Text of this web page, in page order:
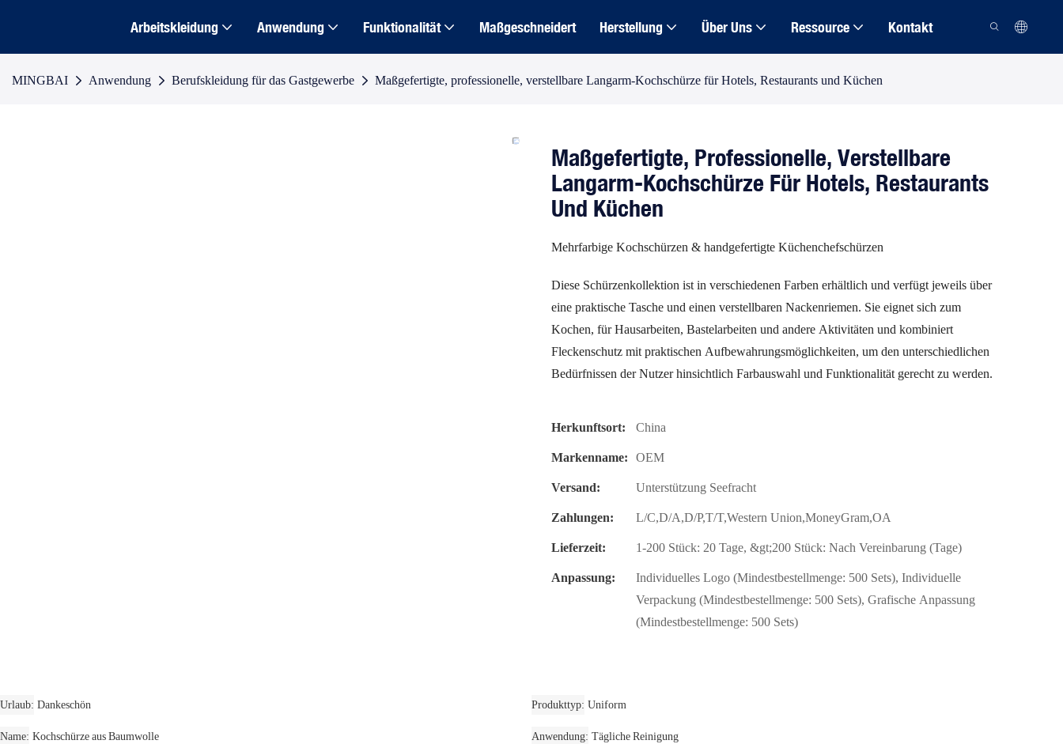
Arbeitskleidung Anwendung Funktionalität Maßgeschneidert Herstellung Über Uns Ressource Kontakt
MINGBAI Anwendung Berufskleidung für das Gastgewerbe Maßgefertigte, professionelle, verstellbare Langarm-Kochschürze für Hotels, Restaurants und Küchen
Maßgefertigte, Professionelle, Verstellbare
Langarm-Kochschürze Für Hotels, Restaurants
Und Küchen
Mehrfarbige Kochschürzen & handgefertigte Küchenchefschürzen
Diese Schürzenkollektion ist in verschiedenen Farben erhältlich und verfügt jeweils über
eine praktische Tasche und einen verstellbaren Nackenriemen. Sie eignet sich zum
Kochen, für Hausarbeiten, Bastelarbeiten und andere Aktivitäten und kombiniert
Fleckenschutz mit praktischen Aufbewahrungsmöglichkeiten, um den unterschiedlichen
Bedürfnissen der Nutzer hinsichtlich Farbauswahl und Funktionalität gerecht zu werden.
Herkunftsort:
China
Markenname: OEM
Versand:
Unterstützung Seefracht
Zahlungen:
L/C,D/A,D/P,T/T,Western Union,MoneyGram,OA
Lieferzeit:
1-200 Stück: 20 Tage, &gt;200 Stück: Nach Vereinbarung (Tage)
Anpassung:
Individuelles Logo (Mindestbestellmenge: 500 Sets), Individuelle
Verpackung (Mindestbestellmenge: 500 Sets), Grafische Anpassung
(Mindestbestellmenge: 500 Sets)
Urlaub Dankeschön Produkttyp Uniform
Name Kochschürze aus Baumwolle Anwendung Tägliche Reinigung